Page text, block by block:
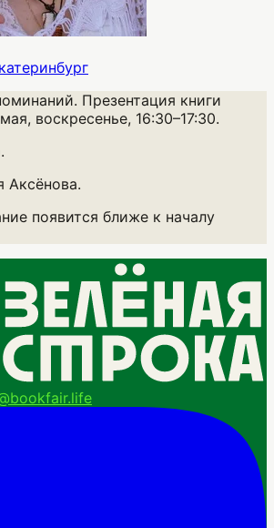
Презентация книги
воскресенье, 16:30–17:30.
Аксёнова.
появится ближе к началу